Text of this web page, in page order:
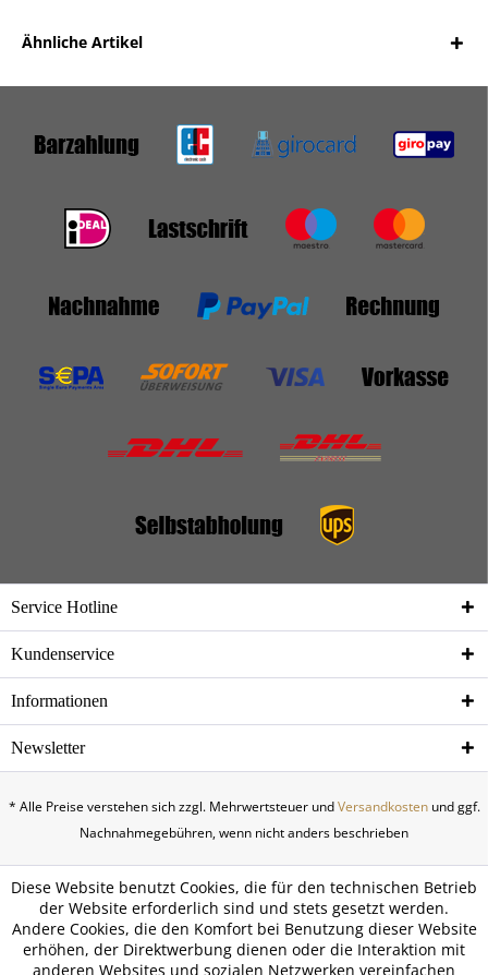
Ähnliche Artikel
Service Hotline
Kundenservice
Informationen
Newsletter
* Alle Preise verstehen sich zzgl. Mehrwertsteuer undVersandkostenund ggf.
Nachnahmegebühren, wenn nicht anders beschrieben
Diese Website benutzt Cookies, die für den technischen Betrieb
der Website erforderlich sind und stets gesetzt werden.
Andere Cookies, die den Komfort bei Benutzung dieser Website
erhöhen, der Direktwerbung dienen oder die Interaktion mit
anderen Websites und sozialen Netzwerken vereinfachen